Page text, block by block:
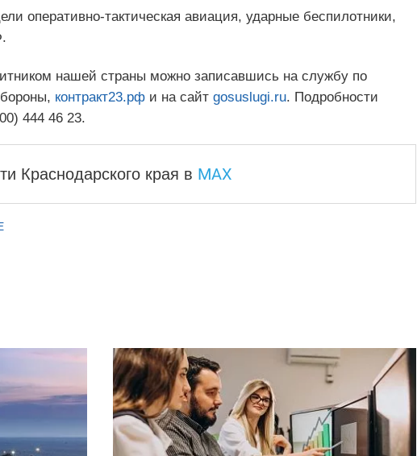
оперативно-тактическая авиация, ударные беспилотники,
нашей страны можно записавшись на службу по
контракт23.рфи на сайт gosuslugi.ru. Подробности
444 46 23.
Краснодарского края в MAX